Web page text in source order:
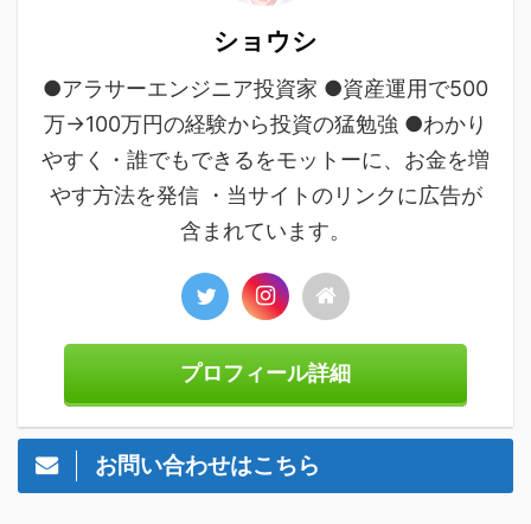
ショウシ
●アラサーエンジニア投資家 ●資産運用で500
万→100万円の経験から投資の猛勉強 ●わかり
やすく・誰でもできるをモットーに、お金を増
やす方法を発信 ・当サイトのリンクに広告が
含まれています。
プロフィール詳細
お問い合わせはこちら